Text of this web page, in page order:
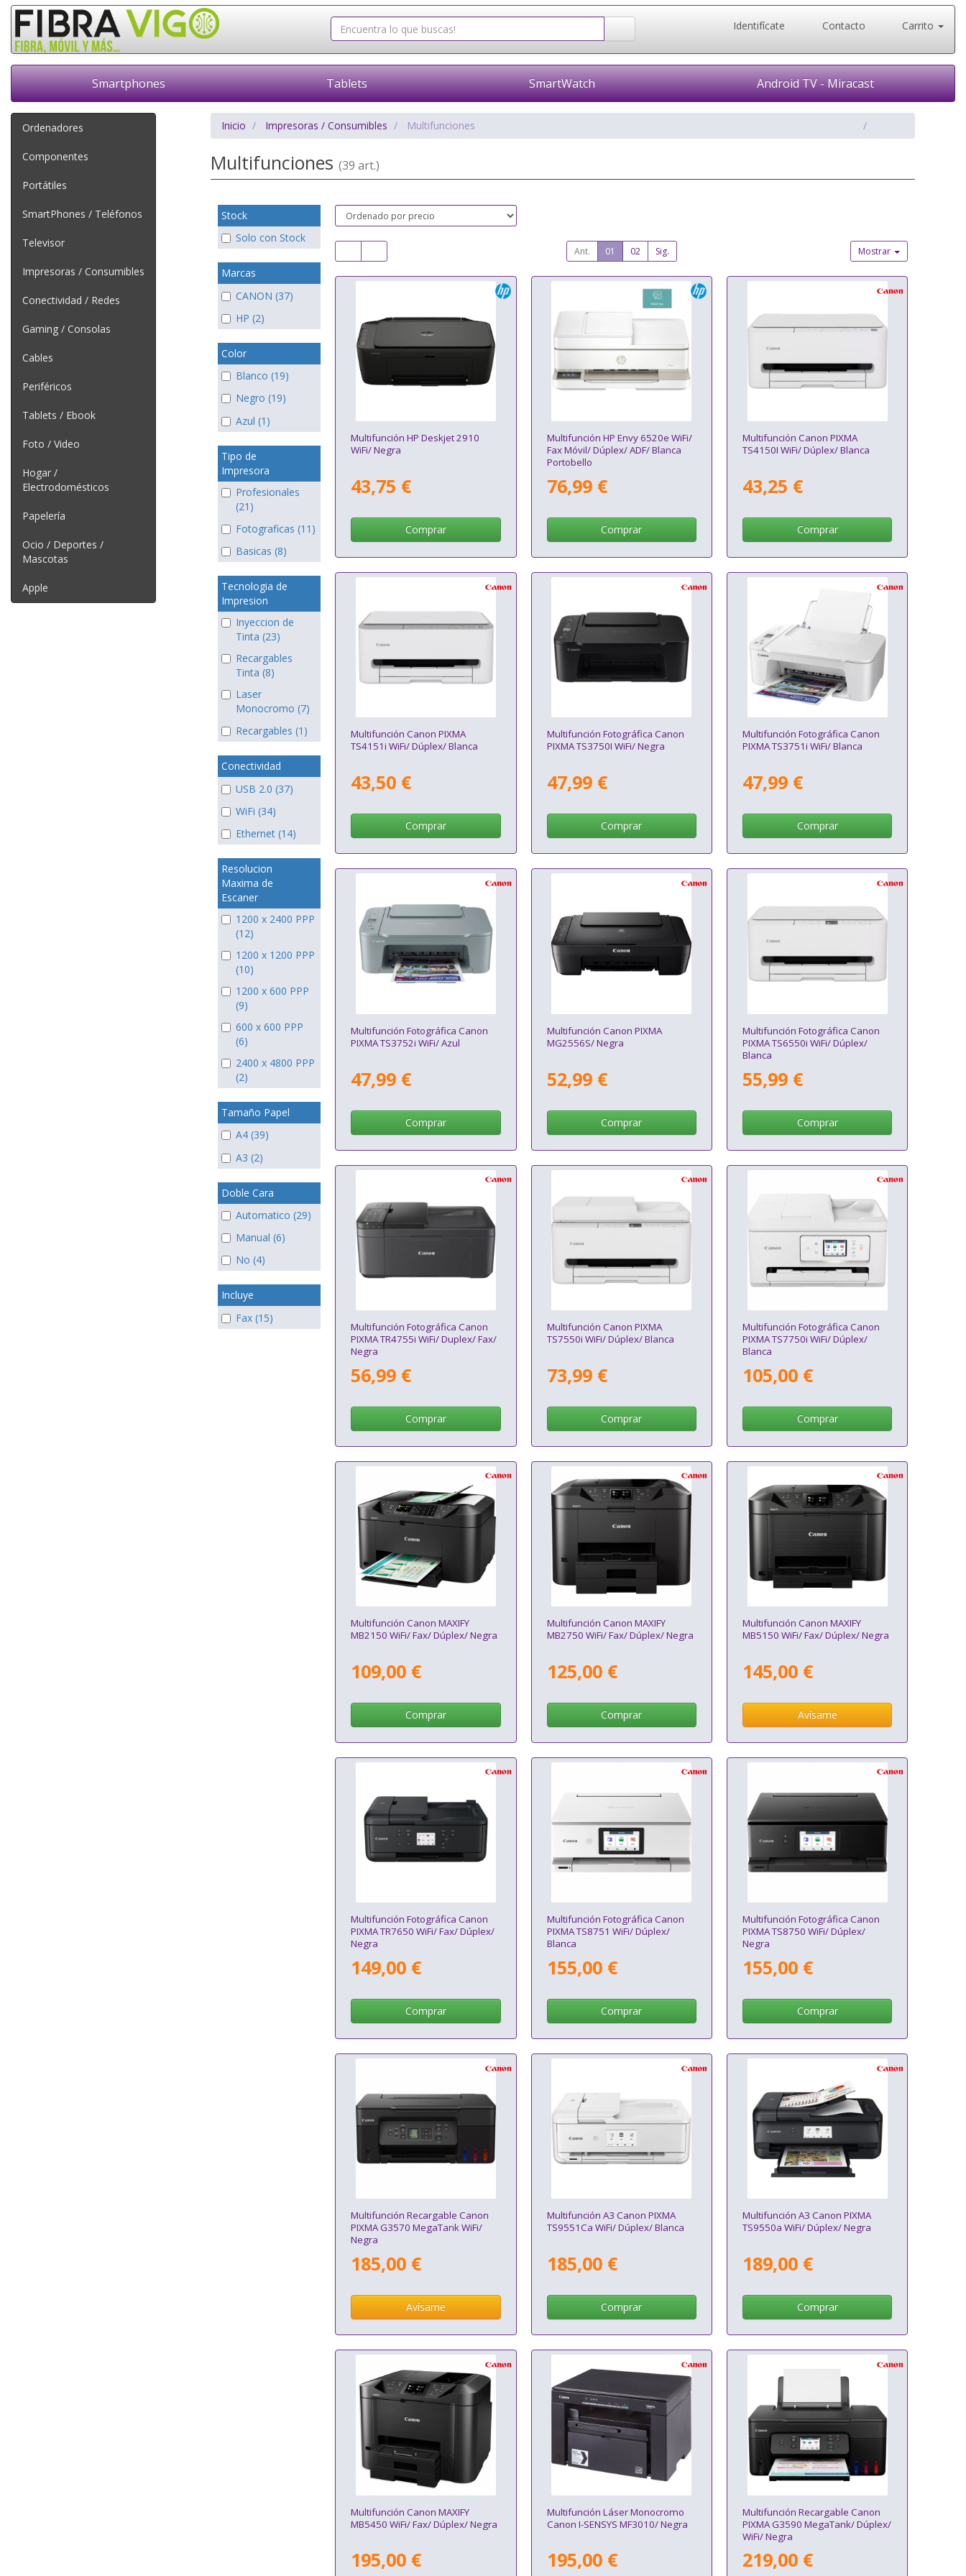
Identifícate Contacto Carrito
Smartphones Tablets SmartWatch Android TV - Miracast
Ordenadores
Componentes
Portátiles
SmartPhones / Teléfonos
Televisor
Impresoras / Consumibles
Conectividad / Redes
Gaming / Consolas
Cables
Periféricos
Tablets / Ebook
Foto / Video
Hogar /
Electrodomésticos
Papelería
Ocio / Deportes /
Mascotas
Apple
Inicio Impresoras / Consumibles Multifunciones
Multifunciones (39 art.)
Stock
Solo con Stock
Marcas
CANON (37)
HP (2)
Color
Blanco (19)
Negro (19)
Azul (1)
Tipo de
Impresora
Profesionales
(21)
Fotograficas (11)
Basicas (8)
Tecnologia de
Impresion
Inyeccion de
Tinta (23)
Recargables
Tinta (8)
Laser
Monocromo (7)
Recargables (1)
Conectividad
USB 2.0 (37)
WiFi (34)
Ethernet (14)
Resolucion
Maxima de
Escaner
1200 x 2400 PPP
(12)
1200 x 1200 PPP
(10)
1200 x 600 PPP
(9)
600 x 600 PPP
(6)
2400 x 4800 PPP
(2)
Tamaño Papel
A4 (39)
A3 (2)
Doble Cara
Automatico (29)
Manual (6)
No (4)
Incluye
Fax (15)
Ant. 01 02 Sig. Mostrar
Multifunción HP Deskjet 2910
WiFi/ Negra
43,75 €
Comprar
Multifunción HP Envy 6520e WiFi/
Fax Móvil/ Dúplex/ ADF/ Blanca
Portobello
76,99 €
Comprar
Multifunción Canon PIXMA
TS4150I WiFi/ Dúplex/ Blanca
43,25 €
Comprar
Multifunción Canon PIXMA
TS4151i WiFi/ Dúplex/ Blanca
43,50 €
Comprar
Multifunción Fotográfica Canon
PIXMA TS3750I WiFi/ Negra
47,99 €
Comprar
Multifunción Fotográfica Canon
PIXMA TS3751i WiFi/ Blanca
47,99 €
Comprar
Multifunción Fotográfica Canon
PIXMA TS3752i WiFi/ Azul
47,99 €
Comprar
Multifunción Canon PIXMA
MG2556S/ Negra
52,99 €
Comprar
Multifunción Fotográfica Canon
PIXMA TS6550i WiFi/ Dúplex/
Blanca
55,99 €
Comprar
Multifunción Fotográfica Canon
PIXMA TR4755i WiFi/ Duplex/ Fax/
Negra
56,99 €
Comprar
Multifunción Canon PIXMA
TS7550i WiFi/ Dúplex/ Blanca
73,99 €
Comprar
Multifunción Fotográfica Canon
PIXMA TS7750i WiFi/ Dúplex/
Blanca
105,00 €
Comprar
Multifunción Canon MAXIFY
MB2150 WiFi/ Fax/ Dúplex/ Negra
109,00 €
Comprar
Multifunción Canon MAXIFY
MB2750 WiFi/ Fax/ Dúplex/ Negra
125,00 €
Comprar
Multifunción Canon MAXIFY
MB5150 WiFi/ Fax/ Dúplex/ Negra
145,00 €
Avísame
Multifunción Fotográfica Canon
PIXMA TR7650 WiFi/ Fax/ Dúplex/
Negra
149,00 €
Comprar
Multifunción Fotográfica Canon
PIXMA TS8751 WiFi/ Dúplex/
Blanca
155,00 €
Comprar
Multifunción Fotográfica Canon
PIXMA TS8750 WiFi/ Dúplex/
Negra
155,00 €
Comprar
Multifunción Recargable Canon
PIXMA G3570 MegaTank WiFi/
Negra
185,00 €
Avísame
Multifunción A3 Canon PIXMA
TS9551Ca WiFi/ Dúplex/ Blanca
185,00 €
Comprar
Multifunción A3 Canon PIXMA
TS9550a WiFi/ Dúplex/ Negra
189,00 €
Comprar
Multifunción Canon MAXIFY
MB5450 WiFi/ Fax/ Dúplex/ Negra
195,00 €
Multifunción Láser Monocromo
Canon I-SENSYS MF3010/ Negra
195,00 €
Multifunción Recargable Canon
PIXMA G3590 MegaTank/ Dúplex/
WiFi/ Negra
219,00 €